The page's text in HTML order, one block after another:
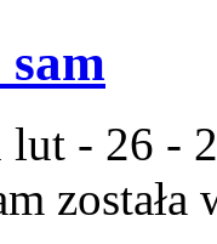
lut - 26 -
została